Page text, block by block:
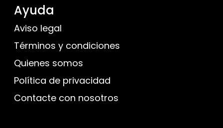
Ayuda
Aviso legal
Términos y condiciones
Quienes somos
Política de privacidad
Contacte con nosotros